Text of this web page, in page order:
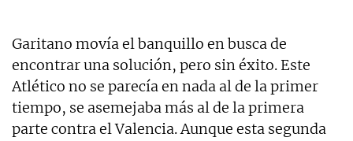
Garitano movía el banquillo en busca de
encontrar una solución, pero sin éxito. Este
Atlético no se parecía en nada al de la primer
tiempo, se asemejaba más al de la primera
parte contra el Valencia. Aunque esta segunda